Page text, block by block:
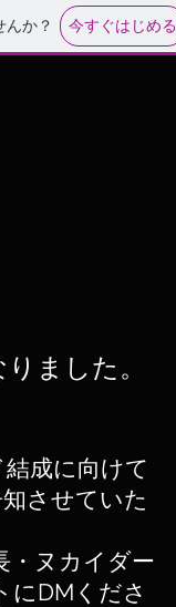
か？ 今すぐはじめる
ました。
成に向けて
させていた
・ヌカイダー
にDMくださ